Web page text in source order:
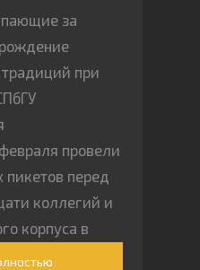
за
при
провели
перед
коллегий и
корпуса в
работы